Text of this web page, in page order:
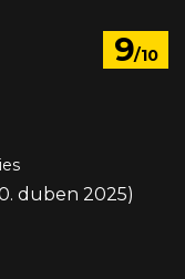
9/10
duben 2025)